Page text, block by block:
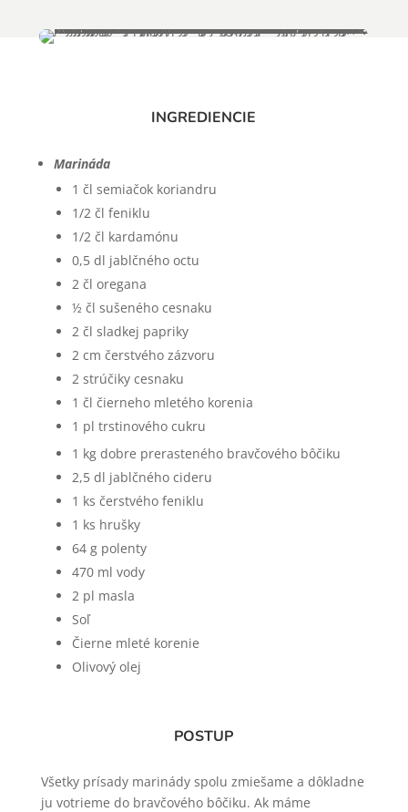
INGREDIENCIE
Marináda
1 čl semiačok koriandru
1/2 čl feniklu
1/2 čl kardamónu
0,5 dl jablčného octu
2 čl oregana
½ čl sušeného cesnaku
2 čl sladkej papriky
2 cm čerstvého zázvoru
2 strúčiky cesnaku
1 čl čierneho mletého korenia
1 pl trstinového cukru
1 kg dobre prerasteného bravčového bôčiku
2,5 dl jablčného cideru
1 ks čerstvého feniklu
1 ks hrušky
64 g polenty
470 ml vody
2 pl masla
Soľ
Čierne mleté korenie
Olivový olej
POSTUP
Všetky prísady marinády spolu zmiešame a dôkladne
ju votrieme do bravčového bôčiku. Ak máme